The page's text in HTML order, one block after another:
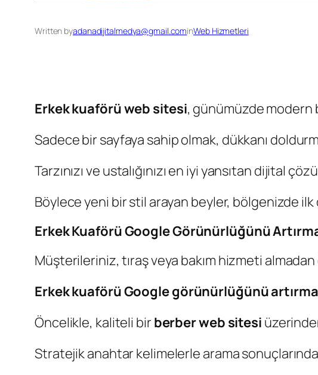
Written byadanadijitalmedya@gmail.cominWeb Hizmetleri
Erkek kuaförü web sitesi, günümüzde modern
Sadece bir sayfaya sahip olmak, dükkanı
Tarzınızı ve ustalığınızı en iyi yansıtan dijital
Böylece yeni bir stil arayan beyler, bölgenizde
Erkek Kuaförü Google Görünürlüğünü
Müşterileriniz, tıraş veya bakım hizmeti
Erkek kuaförü Google görünürlüğünü artırma
Öncelikle, kaliteli bir berber web sitesi
Stratejik anahtar kelimelerle arama